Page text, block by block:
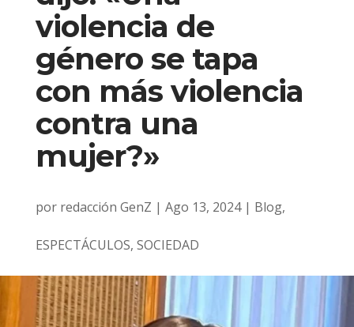
violencia de
género se tapa
con más violencia
contra una
mujer?»
por redacción GenZ | Ago 13, 2024| Blog,
ESPECTÁCULOS, SOCIEDAD